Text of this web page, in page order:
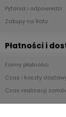
Pytania i odpowiedzi
Zakupy na Raty
Płatności i
Formy płatności
Czas i koszty
Czas realizacji